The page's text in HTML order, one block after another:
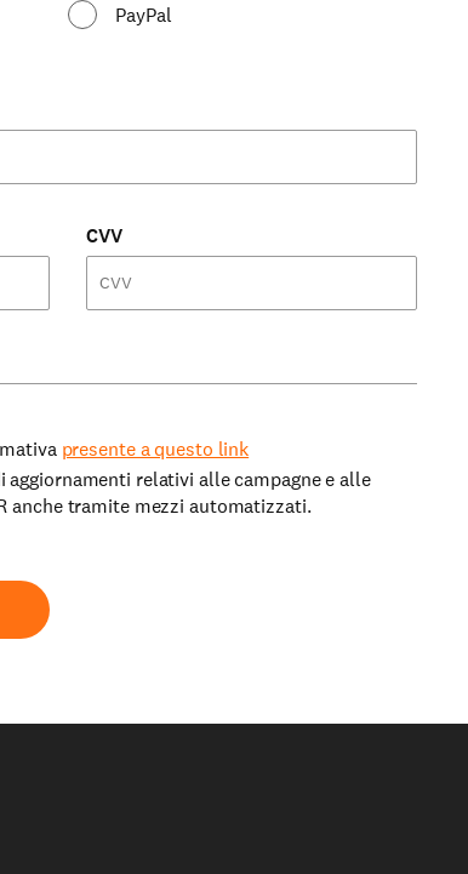
PayPal
CVV
presente a questo link
relativi alle campagne e alle
anche tramite mezzi automatizzati.